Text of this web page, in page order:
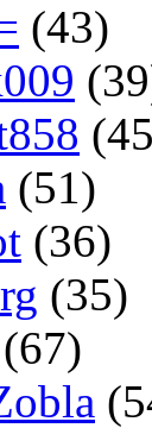
(43)
(51)
(36)
(35)
(67)